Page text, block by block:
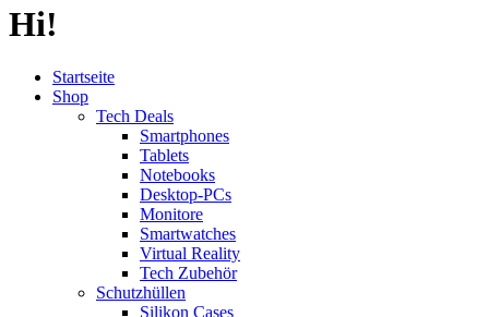
Hi!
Startseite
Shop
Tech Deals
Smartphones
Tablets
Notebooks
Desktop-PCs
Monitore
Smartwatches
Virtual Reality
Tech Zubehör
Schutzhüllen
Silikon Cases